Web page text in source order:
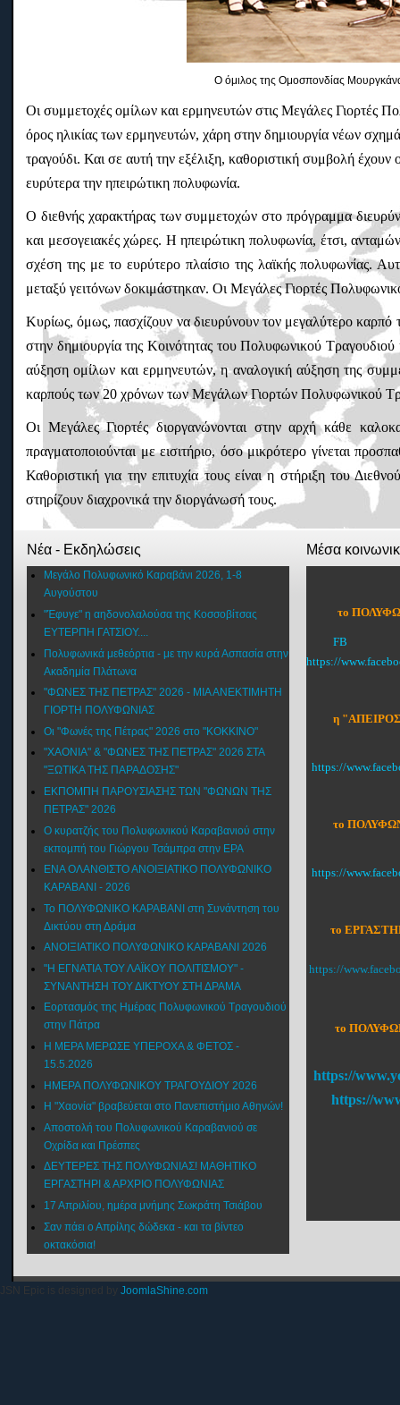
Ο όμιλος της Ομοσπονδίας
Οι συμμετοχές ομίλων και ερμηνευτών στις Μεγάλες Γιορτές
όρος ηλικίας των ερμηνευτών, χάρη στην δημιουργία νέων
τραγούδι. Και σε αυτή την εξέλιξη, καθοριστική συμβολή
ευρύτερα την ηπειρώτικη πολυφωνία.
Ο διεθνής χαρακτήρας των συμμετοχών στο πρόγραμμα
και μεσογειακές χώρες. Η ηπειρώτικη πολυφωνία, έτσι,
σχέση της με το ευρύτερο πλαίσιο της λαϊκής πολυφωνίας.
μεταξύ γειτόνων δοκιμάστηκαν. Οι Μεγάλες Γιορτές
Κυρίως, όμως, πασχίζουν να διευρύνουν τον μεγαλύτερο
στην δημιουργία της Κοινότητας του Πολυφωνικού
αύξηση ομίλων και ερμηνευτών, η αναλογική αύξηση της
καρπούς των 20 χρόνων των Μεγάλων Γιορτών Πολυφωνικού
Οι Μεγάλες Γιορτές διοργανώνονται στην αρχή κάθε
πραγματοποιούνται με εισιτήριο, όσο μικρότερο γίνεται
Καθοριστική για την επιτυχία τους είναι η στήριξη του
στηρίζουν διαχρονικά την διοργάνωσή τους.
Νέα - Εκδηλώσεις
Μεγάλο Πολυφωνικό Καραβάνι 2026, 1-8
Αυγούστου
"Έφυγε" η αηδονολαλούσα της Κοσσοβίτσας
ΕΥΤΕΡΠΗ ΓΑΤΣΙΟΥ....
Πολυφωνικά μεθεόρτια - με την κυρά Ασπασία στην
Ακαδημία Πλάτωνα
"ΦΩΝΕΣ ΤΗΣ ΠΕΤΡΑΣ" 2026 - ΜΙΑ ΑΝΕΚΤΙΜΗΤΗ
ΓΙΟΡΤΗ ΠΟΛΥΦΩΝΙΑΣ
Οι "Φωνές της Πέτρας" 2026 στο "ΚΟΚΚΙΝΟ"
"XAONIA" & "ΦΩΝΕΣ ΤΗΣ ΠΕΤΡΑΣ" 2026 ΣΤΑ
"ΞΩΤΙΚΑ ΤΗΣ ΠΑΡΑΔΟΣΗΣ"
ΕΚΠΟΜΠΗ ΠΑΡΟΥΣΙΑΣΗΣ ΤΩΝ "ΦΩΝΩΝ ΤΗΣ
ΠΕΤΡΑΣ" 2026
Ο κυρατζής του Πολυφωνικού Καραβανιού στην
εκπομπή του Γιώργου Τσάμπρα στην ΕΡΑ
ΕΝΑ ΟΛΑΝΘΙΣΤΟ ΑΝΟΙΞΙΑΤΙΚΟ ΠΟΛΥΦΩΝΙΚΟ
ΚΑΡΑΒΑΝΙ - 2026
Το ΠΟΛΥΦΩΝΙΚΟ ΚΑΡΑΒΑΝΙ στη Συνάντηση του
Δικτύου στη Δράμα
ΑΝΟΙΞΙΑΤΙΚΟ ΠΟΛΥΦΩΝΙΚΟ ΚΑΡΑΒΑΝΙ 2026
"Η ΕΓΝΑΤΙΑ ΤΟΥ ΛΑΪΚΟΥ ΠΟΛΙΤΙΣΜΟΥ" -
ΣΥΝΑΝΤΗΣΗ ΤΟΥ ΔΙΚΤΥΟΥ ΣΤΗ ΔΡΑΜΑ
Εορτασμός της Ημέρας Πολυφωνικού Τραγουδιού
στην Πάτρα
Η ΜΕΡΑ ΜΕΡΩΣΕ ΥΠΕΡΟΧΑ & ΦΕΤΟΣ -
15.5.2026
ΗΜΕΡΑ ΠΟΛΥΦΩΝΙΚΟΥ ΤΡΑΓΟΥΔΙΟΥ 2026
Η "Χαονία" βραβεύεται στο Πανεπιστήμιο Αθηνών!
Αποστολή του Πολυφωνικού Καραβανιού σε
Οχρίδα και Πρέσπες
ΔΕΥΤΕΡΕΣ ΤΗΣ ΠΟΛΥΦΩΝΙΑΣ! ΜΑΘΗΤΙΚΟ
ΕΡΓΑΣΤΗΡΙ & ΑΡΧΡΙΟ ΠΟΛΥΦΩΝΙΑΣ
17 Απριλίου, ημέρα μνήμης Σωκράτη Τσιάβου
Σαν πάει ο Απρίλης δώδεκα - και τα βίντεο
οκτακόσια!
Μέσα
το
FB
https://
η
https://
το
https://
το
https://
το
https://
https://
JSN Epic is designed by JoomlaShine.com